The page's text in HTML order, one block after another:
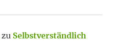
zu Selbstverständlich